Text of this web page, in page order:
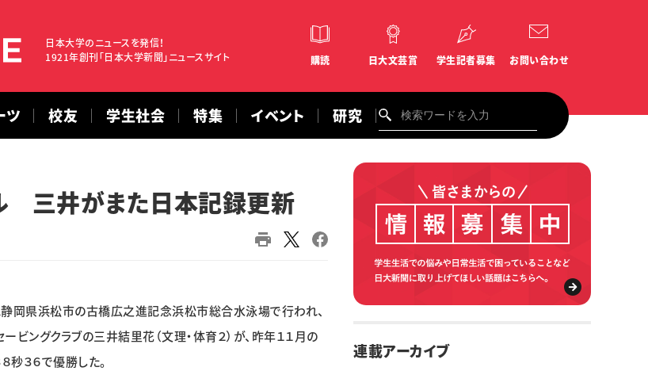
日本大学のニュースを発信！
1921年創刊「日本大学新聞」ニュースサイト
購読 日大文芸賞 学生記者募集 お問い合わせ
ツ 校友 学生社会 特集 イベント 研究
三井がまた日本記録更新
岡県浜松市の古橋広之進記念浜松市総合水泳場で行われ、
ングクラブの三井結里花（文理・体育２）が、昨年１１月の
３６で優勝した。
連載アーカイブ